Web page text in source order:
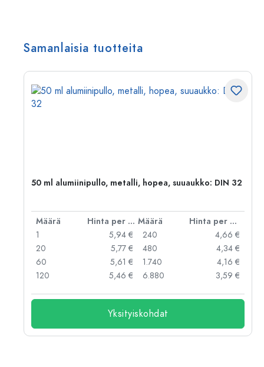
Samanlaisia tuotteita
50 ml alumiinipullo, metalli, hopea, suuaukko: DIN 32
Määrä Hinta per kpl Määrä
Hinta per kpl
1
5,94 €
20
5,77 €
60
5,61 €
120
5,46 €
240
4,66 €
480
4,34 €
1.740
4,16 €
6.880
3,59 €
Yksityiskohdat